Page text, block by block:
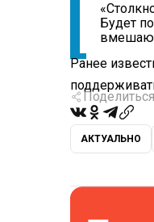
Будет
Ранее
Поделиться
АКТУАЛЬНО